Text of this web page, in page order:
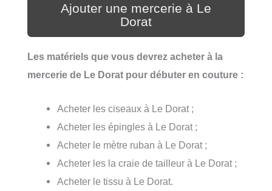
Ajouter une mercerie à Le
Dorat
Les matériels que vous devrez acheter à la
mercerie de Le Dorat pour débuter en couture :
Acheter les ciseaux à Le Dorat ;
Acheter les épingles à Le Dorat ;
Acheter le mètre ruban à Le Dorat ;
Acheter les la craie de tailleur à Le Dorat ;
Acheter le tissu à Le Dorat.